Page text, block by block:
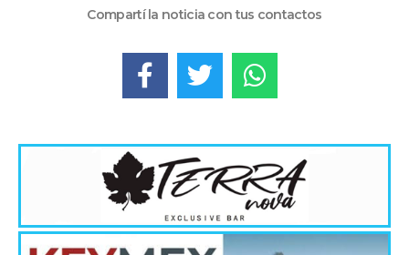
Compartí la noticia con tus contactos